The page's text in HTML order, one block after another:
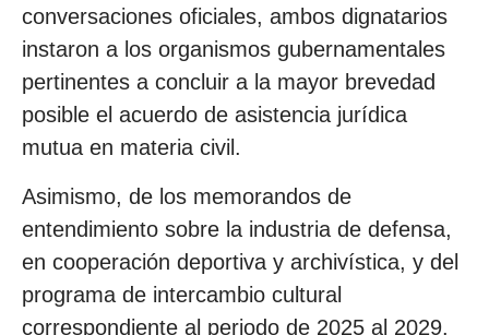
conversaciones oficiales, ambos dignatarios
instaron a los organismos gubernamentales
pertinentes a concluir a la mayor brevedad
posible el acuerdo de asistencia jurídica
mutua en materia civil.
Asimismo, de los memorandos de
entendimiento sobre la industria de defensa,
en cooperación deportiva y archivística, y del
programa de intercambio cultural
correspondiente al periodo de 2025 al 2029.